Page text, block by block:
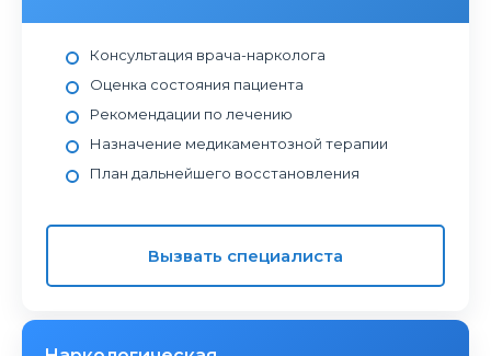
Консультация врача-нарколога
Оценка состояния пациента
Рекомендации по лечению
Назначение медикаментозной терапии
План дальнейшего восстановления
Вызвать специалиста